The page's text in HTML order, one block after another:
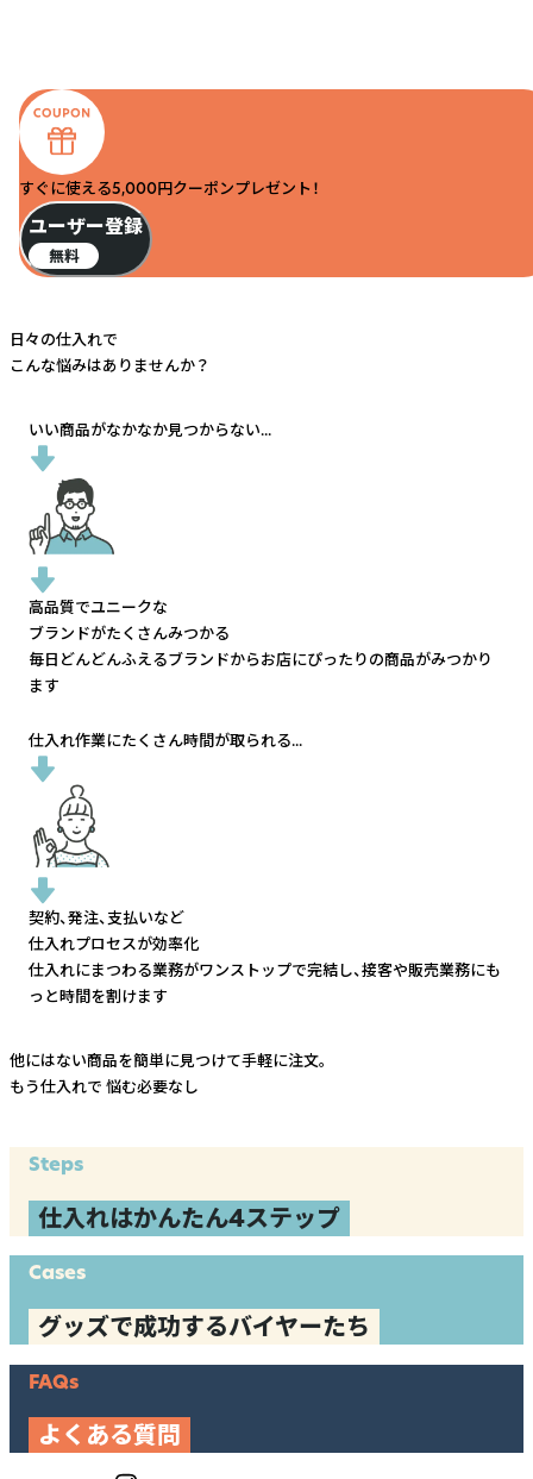
すぐに使える5,000円クーポンプレゼント！
ユーザー登録
無料
日々の仕入れで
こんな悩みはありませんか？
いい商品がなかなか見つからない...
高品質でユニークな
ブランドがたくさんみつかる
毎日どんどんふえるブランドからお店にぴったりの商品がみつかり
ます
仕入れ作業にたくさん時間が取られる...
契約、発注、支払いなど
仕入れプロセスが効率化
仕入れにまつわる業務がワンストップで完結し、接客や販売業務にも
っと時間を割けます
他にはない商品を簡単に見つけて手軽に注文。
もう仕入れで 悩む必要なし
Steps
仕入れはかんたん4ステップ
Cases
グッズで成功するバイヤーたち
FAQs
よくある質問